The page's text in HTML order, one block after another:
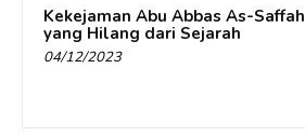
Kekejaman Abu Abbas As-Saffah
yang Hilang dari Sejarah
04/12/2023